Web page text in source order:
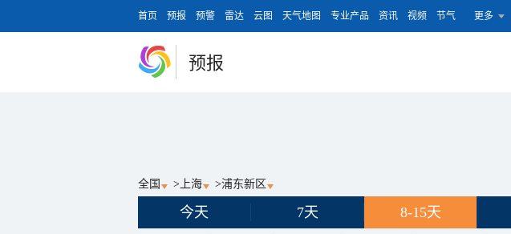
首页 预报 预警 雷达 云图 天气地图 专业产品 资讯 视频 节气 更多
预报
全国 > 上海 >浦东新区
今天 7天 8-15天